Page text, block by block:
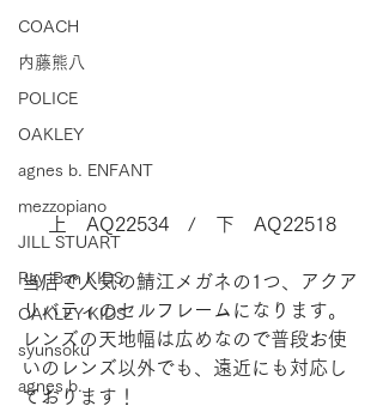
COACH
内藤熊八
POLICE
OAKLEY
agnes b. ENFANT
mezzopiano
JILL STUART
Ray-Ban KIDS
OAKLEY KIDS
syunsoku
agnes b.
上　AQ22534　/　下　AQ22518
当店で人気の鯖江メガネの1つ、アクア
リバティのセルフレームになります。
レンズの天地幅は広めなので普段お使
いのレンズ以外でも、遠近にも対応し
ております！